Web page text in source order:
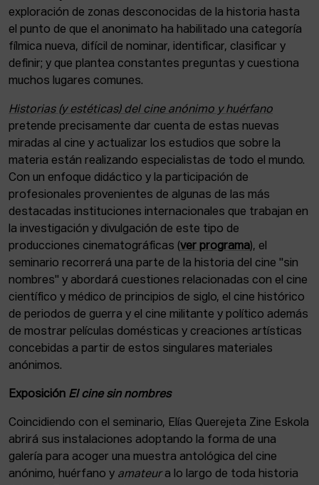
exploración de zonas desconocidas de la historia hasta
el punto de que el anonimato ha habilitado una categoría
fílmica nueva, difícil de nominar, identificar, clasificar y
definir; y que plantea constantes preguntas y cuestiona
muchos lugares comunes.
Historias (y estéticas) del cine anónimo y huérfano
pretende precisamente dar cuenta de estas nuevas
miradas al cine y actualizar los estudios que sobre la
materia están realizando especialistas de todo el mundo.
Con un enfoque didáctico y la participación de
profesionales provenientes de algunas de las más
destacadas instituciones internacionales que trabajan en
la investigación y divulgación de este tipo de
producciones cinematográficas (ver programa), el
seminario recorrerá una parte de la historia del cine "sin
nombres" y abordará cuestiones relacionadas con el cine
científico y médico de principios de siglo, el cine histórico
de periodos de guerra y el cine militante y político además
de mostrar películas domésticas y creaciones artísticas
concebidas a partir de estos singulares materiales
anónimos.
Exposición El cine sin nombres
Coincidiendo con el seminario, Elías Querejeta Zine Eskola
abrirá sus instalaciones adoptando la forma de una
galería para acoger una muestra antológica del cine
anónimo, huérfano y amateura lo largo de toda historia